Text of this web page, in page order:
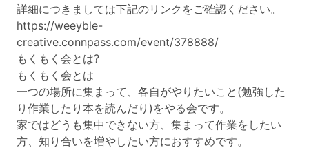
詳細につきましては下記のリンクをご確認ください。
https://weeyble-
creative.connpass.com/event/378888/
もくもく会とは?
もくもく会とは
一つの場所に集まって、各自がやりたいこと(勉強した
り作業したり本を読んだり)をやる会です。
家ではどうも集中できない方、集まって作業をしたい
方、知り合いを増やしたい方におすすめです。